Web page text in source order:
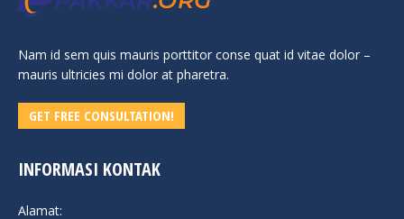
Nam id sem quis mauris porttitor conse quat id vitae dolor –
mauris ultricies mi dolor at pharetra.
GET FREE CONSULTATION!
INFORMASI KONTAK
Alamat: